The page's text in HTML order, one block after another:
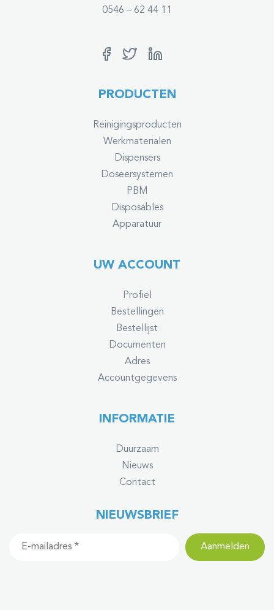
0546 – 62 44 11
PRODUCTEN
Reinigingsproducten
Werkmaterialen
Dispensers
Doseersystemen
PBM
Disposables
Apparatuur
UW ACCOUNT
Profiel
Bestellingen
Bestellijst
Documenten
Adres
Accountgegevens
INFORMATIE
Duurzaam
Nieuws
Contact
NIEUWSBRIEF